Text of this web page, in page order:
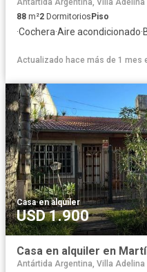
88 m²2 DormitoriosPiso
·Cochera·Aire acondicionado·
Actualizado hace más de 1 mes
Casa·en alquiler
USD 1.900
Casa en alquiler en
Antártida Argentina, Villa Adelina